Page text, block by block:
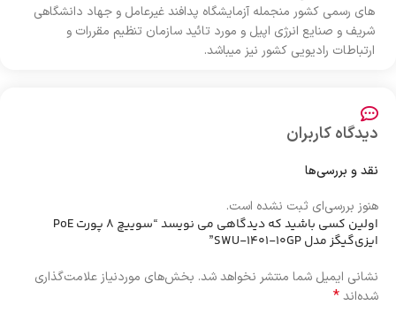
های رسمی کشور منجمله آزمایشگاه پدافند غیرعامل و جهاد دانشگاهی
شریف و صنایع انرژی اپیل و مورد تائید سازمان تنظیم مقررات و
ارتباطات رادیویی کشور نیز میباشد.
دیدگاه کاربران
نقد و بررسی‌ها
هنوز بررسی‌ای ثبت نشده است.
اولین کسی باشید که دیدگاهی می نویسد “سوییچ 8 پورت PoE
ایزی‌گیگز مدل SWU-1401-10GP”
نشانی ایمیل شما منتشر نخواهد شد. بخش‌های موردنیاز علامت‌گذاری
شده‌اند*